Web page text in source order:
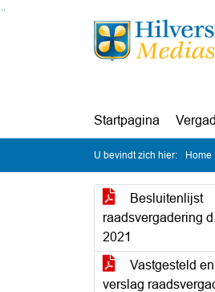
Ga naar de inhoud van deze pagina
Ga naar het zoeken
Ga naar het menu
Startpagina
U bevindt zich hier: Home
Besluitenlijst
raadsvergadering
2021
Vastgesteld
verslag